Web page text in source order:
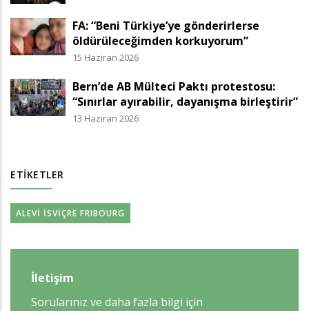
FA: “Beni Türkiye’ye gönderirlerse
öldürüleceğimden korkuyorum”
15 Haziran 2026
Bern’de AB Mülteci Paktı protestosu:
“Sınırlar ayırabilir, dayanışma birleştirir”
13 Haziran 2026
ETIKETLER
ALEVİ İSVİÇRE FRIBOURG
İletişim
Sorularınız ve daha fazla bilgi için